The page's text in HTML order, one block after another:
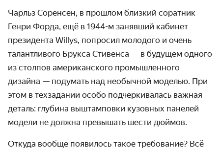
Чарльз Соренсен, в прошлом близкий соратник
Генри Форда, ещё в 1944-м занявший кабинет
президента Willys, попросил молодого и очень
талантливого Брукса Стивенса — в будущем одного
из столпов американского промышленного
дизайна — подумать над необычной моделью. При
этом в техзадании особо подчеркивалась важная
деталь: глубина выштамповки кузовных панелей
модели не должна превышать шести дюймов.
Откуда вообще появилось такое требование? Всё